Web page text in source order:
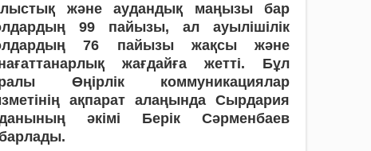
және аудандық маңызы бар
99 пайызы, ал ауылішілік
76 пайызы жақсы және
жағдайға жетті. Бұл
Өңірлік коммуникациялар
ақпарат алаңында Сырдария
әкімі Берік Сәрменбаев